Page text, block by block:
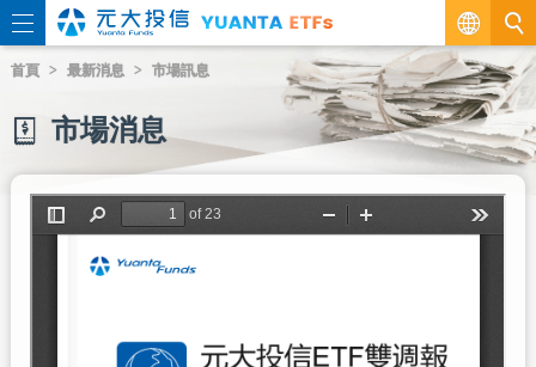
繁
EN
首頁 最新消息 市場訊息
市場消息